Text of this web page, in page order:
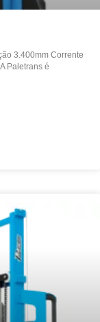
3.400mm Corrente
Paletrans é